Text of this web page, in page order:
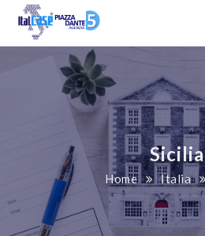
Sicilia
Home Italia